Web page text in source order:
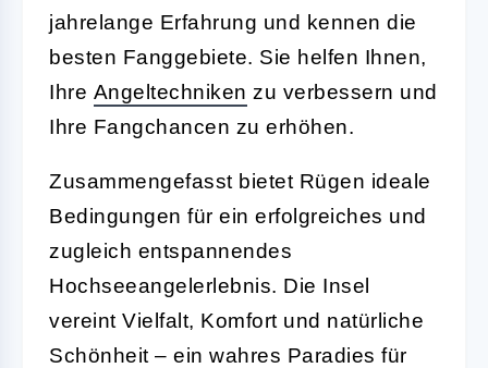
jahrelange Erfahrung und kennen die
besten Fanggebiete. Sie helfen Ihnen,
Ihre Angeltechniken zu verbessern und
Ihre Fangchancen zu erhöhen.
Zusammengefasst bietet Rügen ideale
Bedingungen für ein erfolgreiches und
zugleich entspannendes
Hochseeangelerlebnis. Die Insel
vereint Vielfalt, Komfort und natürliche
Schönheit – ein wahres Paradies für